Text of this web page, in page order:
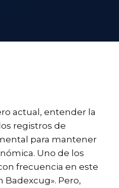
actual, entender la
registros de
para mantener
Uno de los
frecuencia en este
Badexcug». Pero,